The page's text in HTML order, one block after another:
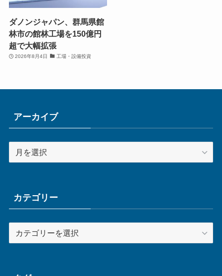
ダノンジャパン、群馬県館
林市の館林工場を150億円
超で大幅拡張
2026年8月4日 工場・設備投資
アーカイブ
ブカテゴリー
テ